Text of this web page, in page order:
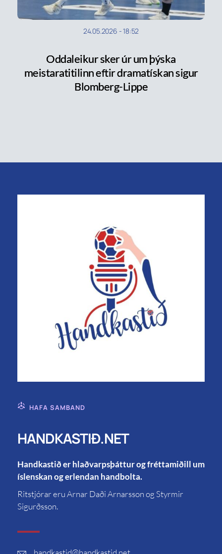
24.05.2026 -18:52
Oddaleikur sker úr um þýska
meistaratitilinn eftir dramatískan sigur
Blomberg-Lippe
HAFA SAMBAND
HANDKASTIÐ.NET
Handkastið er hlaðvarpsþáttur og fréttamiðill um
íslenskan og erlendan handbolta.
Ritstjórar eru Arnar Daði Arnarsson og Styrmir
Sigurðsson.